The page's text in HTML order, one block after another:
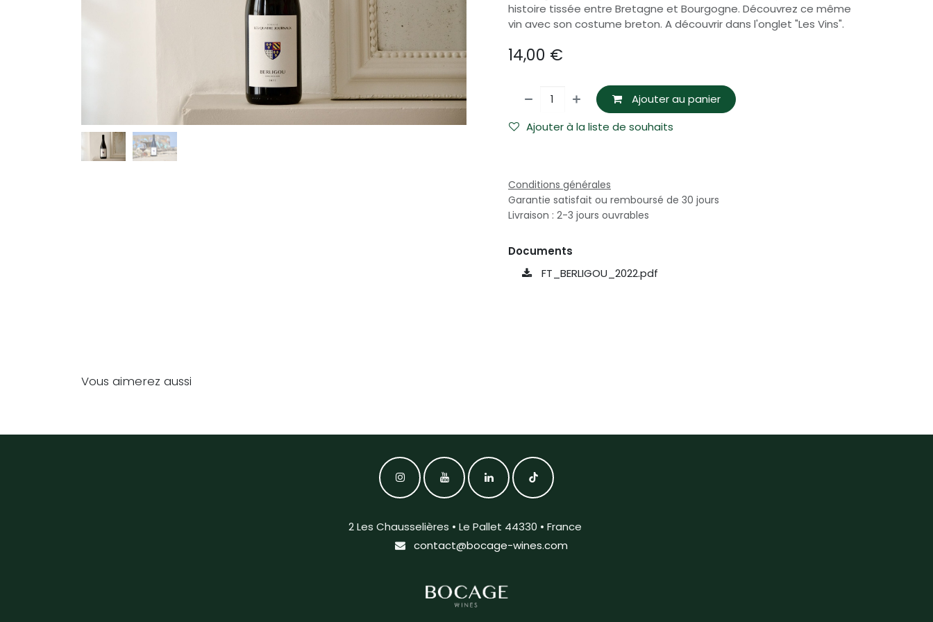
histoire tissée entre Bretagne et Bourgogne. Découvrez ce même
vin avec son costume breton. A découvrir dans l'onglet "Les Vins".
14,00 €
Ajouter au panier
Ajouter à la liste de souhaits
Conditions générales
Garantie satisfait ou remboursé de 30 jours
Livraison : 2-3 jours ouvrables
Documents
FT_BERLIGOU_2022.pdf
Vous aimerez aussi
2 Les Chausselières • Le Pallet 44330 • France
contact@bocage-wines.com